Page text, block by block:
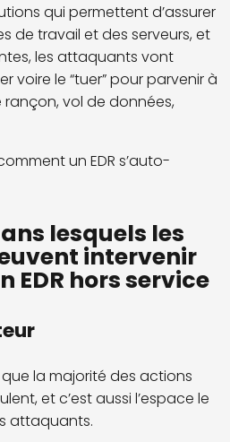
qui permettent d’assurer
de travail et des serveurs, et
les attaquants vont
voire le “tuer” pour parvenir à
vol de données,
un EDR s’auto-
lesquels les
intervenir
EDR hors service
la majorité des actions
et c’est aussi l’espace le
attaquants.